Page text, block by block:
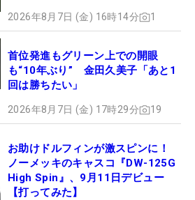
2026年8月7日 (金) 16時14分 1
首位発進もグリーン上での開眼
も“10年ぶり” 金田久美子「あと1
回は勝ちたい」
2026年8月7日 (金) 17時29分 19
お助けドルフィンが激スピンに！
ノーメッキのキャスコ『DW-125G
High Spin』、9月11日デビュー
【打ってみた】